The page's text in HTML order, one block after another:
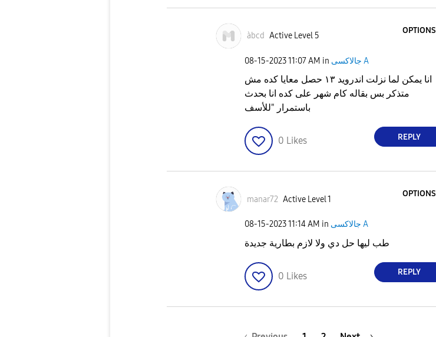
àbcd Active Level 5
OPTIONS
‎08-15-202311:07 AM in جالاكسى A
انا يمكن لما نزلت اندرويد ١٣ حصل معايا كده مش
متذكر بس بقاله كام شهر على كده انا بحدث
باستمرار "للأسف
0 Likes REPLY
manar72 Active Level 1
OPTIONS
‎08-15-202311:14 AM in جالاكسى A
طب ليها حل دي ولا لازم بطارية جديدة
0 Likes REPLY